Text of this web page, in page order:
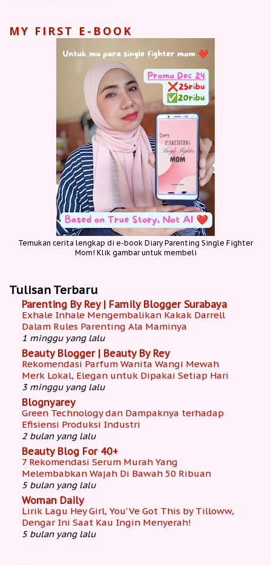
MY FIRST E-BOOK
Temukan cerita lengkap di e-book Diary Parenting Single Fighter
Mom! Klik gambar untuk membeli
Tulisan Terbaru
Parenting By Rey | Family Blogger Surabaya
Exhale Inhale Mengembalikan Kakak Darrell
Dalam Rules Parenting Ala Maminya
1 minggu yang lalu
Beauty Blogger | Beauty By Rey
Rekomendasi Parfum Wanita Wangi Mewah
Merk Lokal, Elegan untuk Dipakai Setiap Hari
3 minggu yang lalu
Blognyarey
Green Technology dan Dampaknya terhadap
Efisiensi Produksi Industri
2 bulan yang lalu
Beauty Blog For 40+
7 Rekomendasi Serum Murah Yang
Melembabkan Wajah Di Bawah 50 Ribuan
5 bulan yang lalu
Woman Daily
Lirik Lagu Hey Girl, You'Ve Got This by Tilloww,
Dengar Ini Saat Kau Ingin Menyerah!
5 bulan yang lalu